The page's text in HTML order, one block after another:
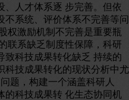
、人才体系逐 步完善。但依
不系统、评价体系不完善等问
权激励机制不完善是重要瓶
联系缺乏制度性保障，科研
致科技成果转化缺乏 持续的
科技成果转化的现状分析中尤
题，构建一个涵盖科研人
的科技成果转 化生态协同机